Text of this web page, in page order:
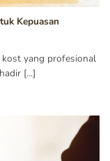
Kepuasan
kost yang profesional
[...]